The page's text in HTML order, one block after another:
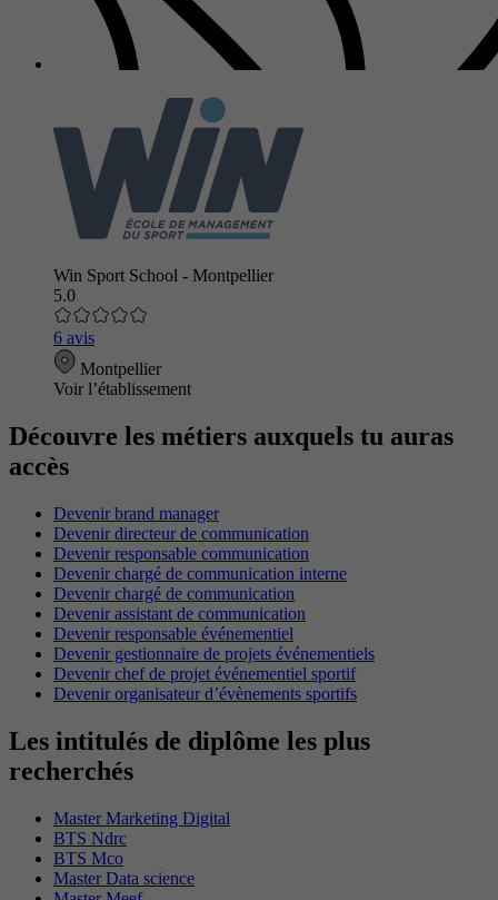
Win Sport School - Montpellier
5.0
6 avis
Montpellier
Voir l’établissement
Découvre les métiers auxquels tu auras
accès
Devenir brand manager
Devenir directeur de communication
Devenir responsable communication
Devenir chargé de communication interne
Devenir chargé de communication
Devenir assistant de communication
Devenir responsable événementiel
Devenir gestionnaire de projets événementiels
Devenir chef de projet événementiel sportif
Devenir organisateur d’évènements sportifs
Les intitulés de diplôme les plus
recherchés
Master Marketing Digital
BTS Ndrc
BTS Mco
Master Data science